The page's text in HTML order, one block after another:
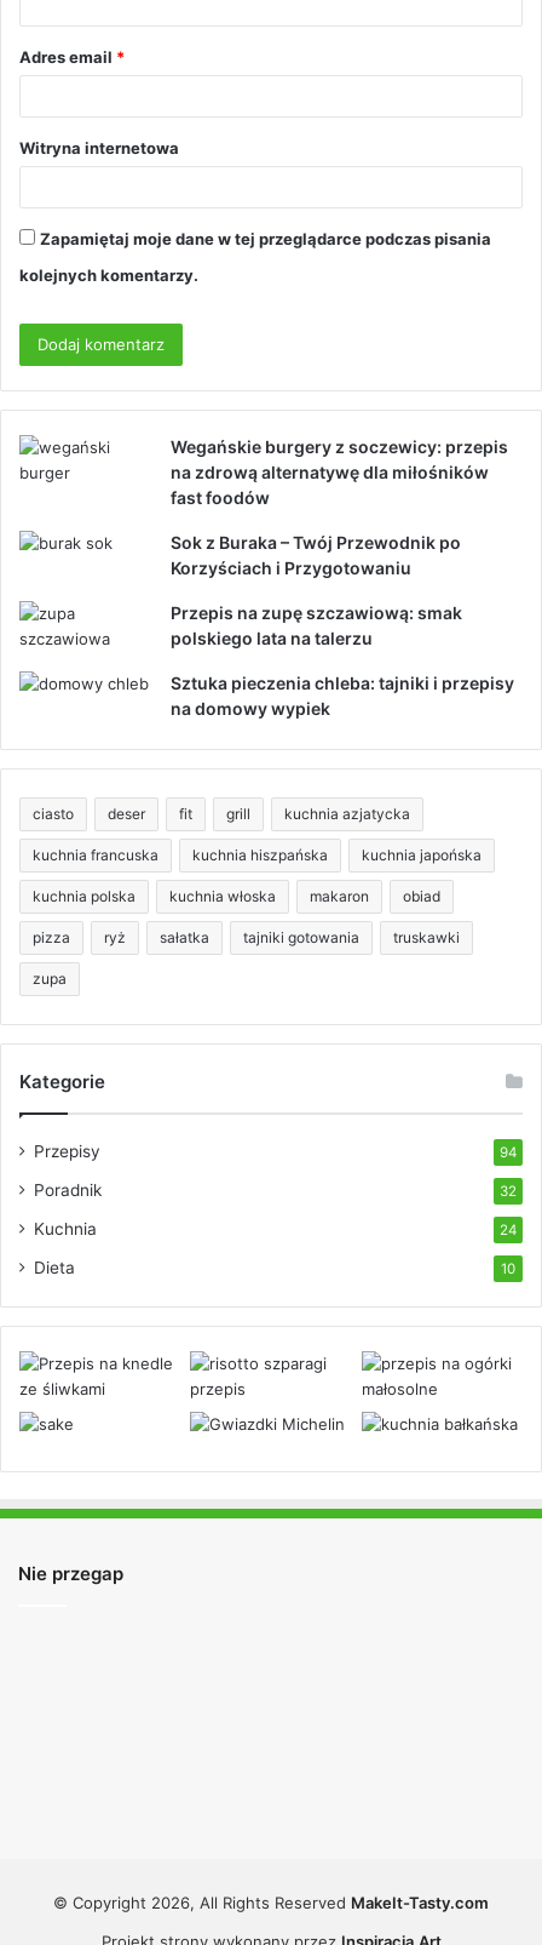
Adres email *
Witryna internetowa
Zapamiętaj moje dane w tej przeglądarce podczas pisania
kolejnych komentarzy.
Wegańskie burgery z soczewicy: przepis
na zdrową alternatywę dla miłośników
fast foodów
Sok z Buraka – Twój Przewodnik po
Korzyściach i Przygotowaniu
Przepis na zupę szczawiową: smak
polskiego lata na talerzu
Sztuka pieczenia chleba: tajniki i przepisy
na domowy wypiek
ciasto deser fit grill kuchnia azjatycka
kuchnia francuska kuchnia hiszpańska kuchnia japońska
kuchnia polska kuchnia włoska makaron obiad
pizza ryż sałatka tajniki gotowania truskawki
zupa
Kategorie
Przepisy 94
Poradnik 32
Kuchnia 24
Dieta 10
Nie przegap
© Copyright 2026, All Rights Reserved MakeIt-Tasty.com
Projekt strony wykonany przez Inspiracja.Art